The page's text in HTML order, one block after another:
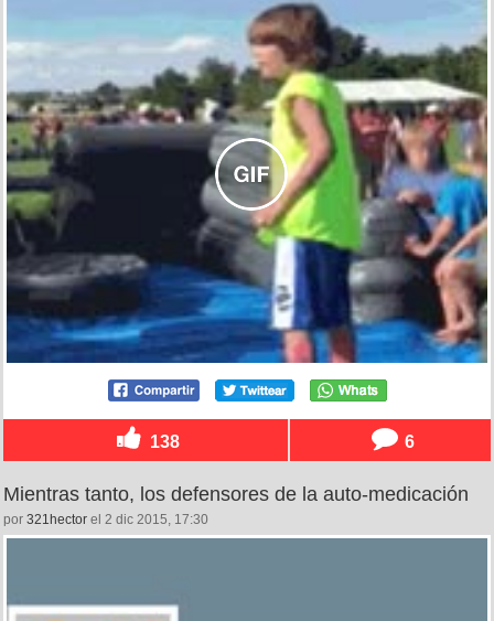
138 6
Mientras tanto, los defensores de la auto-medicación
por 321hector el 2 dic 2015, 17:30